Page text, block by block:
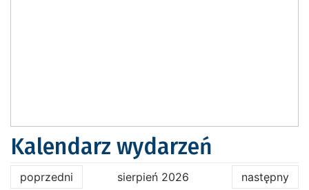
Kalendarz wydarzeń
poprzedni sierpień 2026 następny